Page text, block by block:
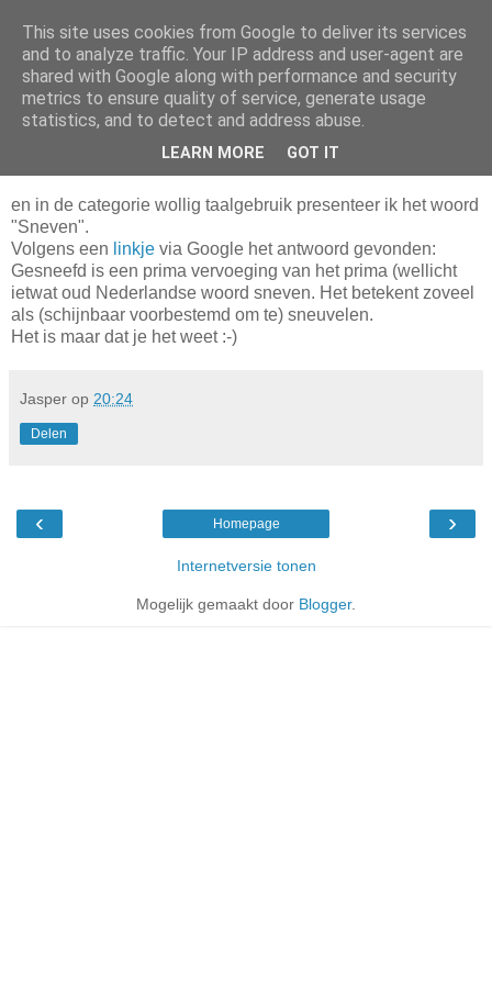
Da_Blog
You don't put a bumpersticker on a Bentley
dinsdag, oktober 12, 2004
en in de categorie wollig taalgebruik presenteer ik het woord
"Sneven".
Volgens een linkje via Google het antwoord gevonden:
Gesneefd is een prima vervoeging van het prima (wellicht
ietwat oud Nederlandse woord sneven. Het betekent zoveel
als (schijnbaar voorbestemd om te) sneuvelen.
Het is maar dat je het weet :-)
Jasper op 20:24
Delen
‹ ›
Homepage
Internetversie tonen
Mogelijk gemaakt door Blogger.
This site uses cookies from Google to deliver its services
and to analyze traffic. Your IP address and user-agent are
shared with Google along with performance and security
metrics to ensure quality of service, generate usage
statistics, and to detect and address abuse.
LEARN MORE GOT IT